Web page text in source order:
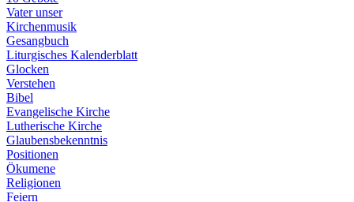
Vater unser
Kirchenmusik
Gesangbuch
Liturgisches Kalenderblatt
Glocken
Verstehen
Bibel
Evangelische Kirche
Lutherische Kirche
Glaubensbekenntnis
Positionen
Ökumene
Religionen
Feiern